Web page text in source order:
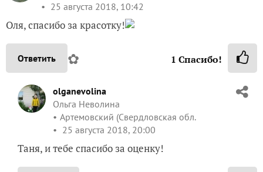
25 августа 2018, 10:42
Оля, спасибо за красотку!
Ответить ✿ 1 Спасибо!
olganevolina
Ольга Неволина
Артемовский (Свердловская обл.
25 августа 2018, 20:00
Таня, и тебе спасибо за оценку!